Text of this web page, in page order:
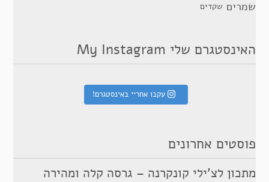
שמרים שקדים
האינסטגרם שלי My Instagram
עקבו אחריי באינסטגרם!
פוסטים אחרונים
מתכון לצ’ילי קונקרנה – גרסה קלה ומהירה